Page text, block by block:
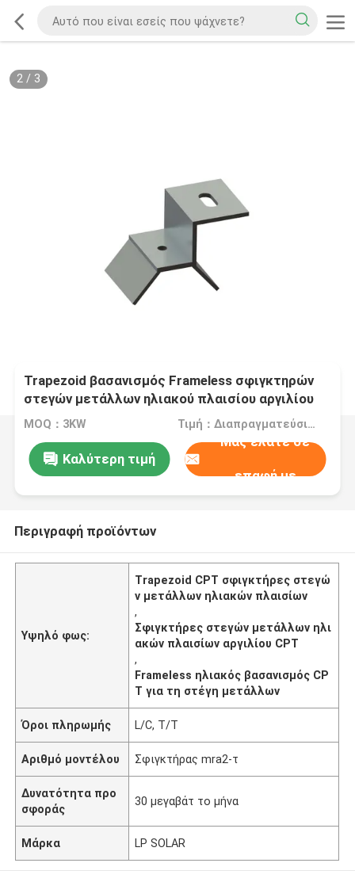
2/ 3
Trapezoid βασανισμός Frameless σφιγκτηρών
στεγών μετάλλων ηλιακού πλαισίου αργιλίου
MOQ：3KW Τιμή：Διαπραγματεύσιμα
Καλύτερη τιμή
Μας ελάτε σε
επαφή με
Περιγραφή προϊόντων
Υψηλό φως:
Trapezoid CPT σφιγκτήρες στεγώ
ν μετάλλων ηλιακών πλαισίων
,
Σφιγκτήρες στεγών μετάλλων ηλι
ακών πλαισίων αργιλίου CPT
,
Frameless ηλιακός βασανισμός CP
T για τη στέγη μετάλλων
Όροι πληρωμής L/C, T/T
Αριθμό μοντέλου Σφιγκτήρας mra2-τ
Δυνατότητα προ
σφοράς
30 μεγαβάτ το μήνα
Μάρκα LP SOLAR